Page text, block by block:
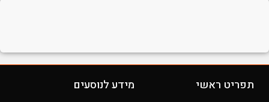
תפריט ראשי מידע לנוסעים